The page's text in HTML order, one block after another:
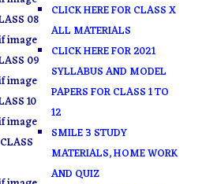
08
09
10
CLICK HERE FOR CLASS X
ALL MATERIALS
CLICK HERE FOR 2021
SYLLABUS AND MODEL
PAPERS FOR CLASS 1 TO
12
SMILE 3 STUDY
MATERIALS, HOME WORK
AND QUIZ